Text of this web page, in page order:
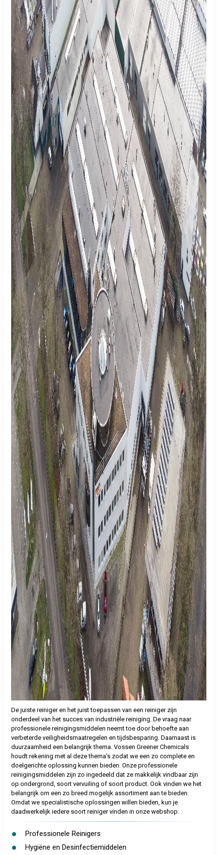
De juiste reiniger en het juist toepassen van een reiniger zijn
onderdeel van het succes van industriële reiniging. De vraag naar
professionele reinigingsmiddelen neemt toe door behoefte aan
verbeterde veiligheidsmaatregelen en tijdsbesparing. Daarnaast is
duurzaamheid een belangrijk thema. Vossen Greener Chemicals
houdt rekening met al deze thema's zodat we een zo complete en
doelgerichte oplossing kunnen bieden. Onze professionele
reinigingsmiddelen zijn zo ingedeeld dat ze makkelijk vindbaar zijn
op ondergrond, soort vervuiling of soort product. Ook vinden we het
belangrijk om een zo breed mogelijk assortiment aan te bieden.
Omdat we specialistische oplossingen willen bieden, kun je
daadwerkelijk iedere soort reiniger vinden in onze webshop.
Professionele Reinigers
Hygiëne en Desinfectiemiddelen